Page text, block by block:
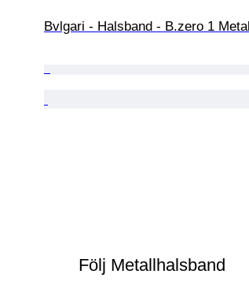
Bvlgari - Halsband - B.zero 1 Metall
Följ Metallhalsband